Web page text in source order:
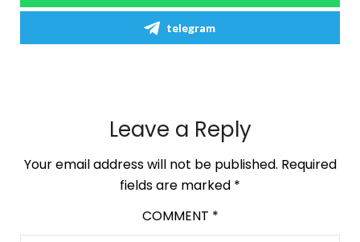
telegram
Leave a Reply
Your email address will not be published. Required
fields are marked *
COMMENT *